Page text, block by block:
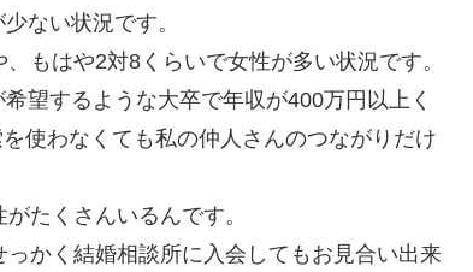
ない状況です。
もはや2対8くらいで女性が多い状況です。
望するような大卒で年収が400万円以上く
使わなくても私の仲人さんのつながりだけ
たくさんいるんです。
かく結婚相談所に入会してもお見合い出来